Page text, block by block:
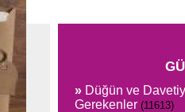
» Düğün ve
Gerekenler (11613)